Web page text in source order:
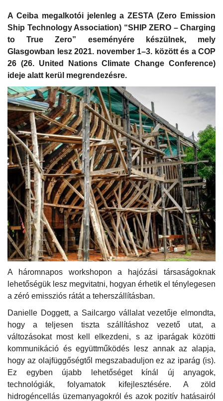
A Ceiba megalkotói jelenleg a ZESTA (Zero Emission
Ship Technology Association) “SHIP ZERO – Charging
to True Zero” eseményére készülnek, mely
Glasgowban lesz 2021. november 1–3. között és a COP
26 (26. United Nations Climate Change Conference)
ideje alatt kerül megrendezésre.
A háromnapos workshopon a hajózási társaságoknak
lehetőségük lesz megvitatni, hogyan érhetik el ténylegesen
a zéró emissziós rátát a teherszállításban.
Danielle Doggett, a Sailcargo vállalat vezetője elmondta,
hogy a teljesen tiszta szállításhoz vezető utat, a
változásokat most kell elkezdeni, s az iparágak közötti
kommunikáció és együttműködés lesz annak az alapja,
hogy az olajfüggőségtől megszabaduljon ez az iparág (is).
Ez egyben újabb lehetőséget kínál új anyagok,
technológiák, folyamatok kifejlesztésére. A zöld
hidrogéncellás üzemanyagokról és azok pozitív hatásairól